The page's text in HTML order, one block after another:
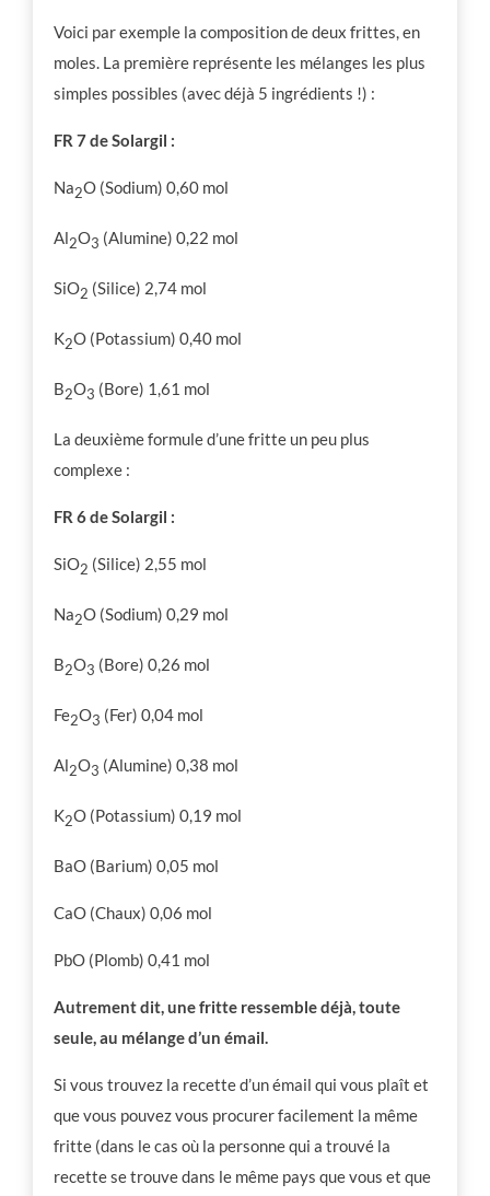
Voici par exemple la composition de deux frittes, en
moles. La première représente les mélanges les plus
simples possibles (avec déjà 5 ingrédients !) :
FR 7 de Solargil :
Na2O (Sodium) 0,60 mol
Al2O3 (Alumine) 0,22 mol
SiO2 (Silice) 2,74 mol
K2O (Potassium) 0,40 mol
B2O3 (Bore) 1,61 mol
La deuxième formule d’une fritte un peu plus
complexe :
FR 6 de Solargil :
SiO2 (Silice) 2,55 mol
Na2O (Sodium) 0,29 mol
B2O3 (Bore) 0,26 mol
Fe2O3 (Fer) 0,04 mol
Al2O3 (Alumine) 0,38 mol
K2O (Potassium) 0,19 mol
BaO (Barium) 0,05 mol
CaO (Chaux) 0,06 mol
PbO (Plomb) 0,41 mol
Autrement dit, une fritte ressemble déjà, toute
seule, au mélange d’un émail.
Si vous trouvez la recette d’un émail qui vous plaît et
que vous pouvez vous procurer facilement la même
fritte (dans le cas où la personne qui a trouvé la
recette se trouve dans le même pays que vous et que